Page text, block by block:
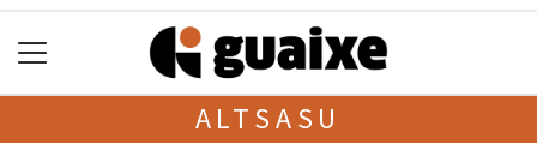
ALTSASU